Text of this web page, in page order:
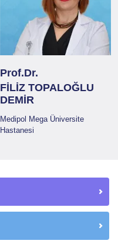
Prof.Dr.
FİLİZ TOPALOĞLU
DEMİR
Medipol Mega Üniversite
Hastanesi